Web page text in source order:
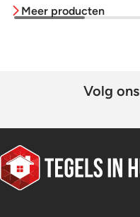
78,65.
39,95.
Meer producten
Volg ons